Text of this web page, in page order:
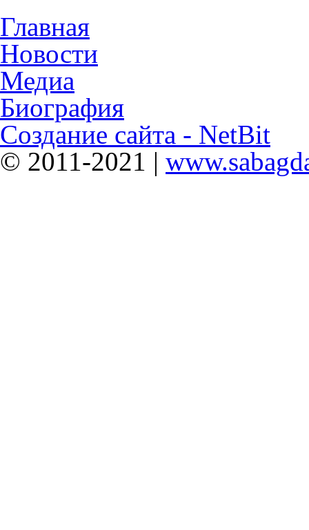
Главная
Новости
Медиа
Биография
Создание сайта - NetBit
© 2011-2021 |